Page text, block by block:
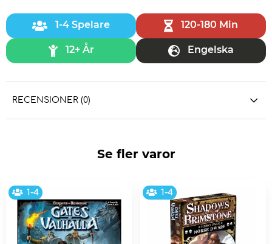
1-4 Spelare 120-180 Min
12+ År Engelska
RECENSIONER (0)
Se fler varor
1-4 1-4